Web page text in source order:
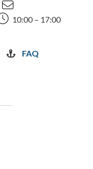
10:00 – 17:00
FAQ